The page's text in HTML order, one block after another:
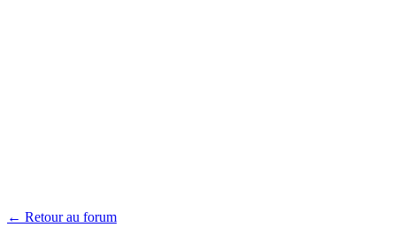
← Retour au forum